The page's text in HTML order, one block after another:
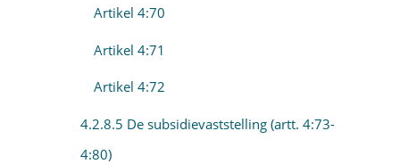
Artikel 4:70
Artikel 4:71
Artikel 4:72
4.2.8.5 De subsidievaststelling (artt. 4:73-
4:80)